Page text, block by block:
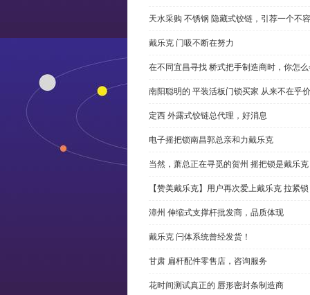
天水采购 不锈钢 隐藏式铰链，引荐一个不
戴乐克 门吸不断在努力
在不同宜昌寻找 桥式把手制造商时，你怎
南阳聪明的 平装活板门锁买家 从来不在乎
定西 外露式铰链总代理，好消息
电子摇把锁南昌郭总亲和力戴乐克
当然，萧总正在寻觅的贺州 摇把锁是戴乐克
【赞美戴乐克】用户再次爱上戴乐克 拉紧锁
漳州 伸缩式支撑杆批发商，品质体现
戴乐克 闩体系统曾经发货！
甘肃 扁杆配件零售店，咨询服务
花时间测试真正的 唇形密封条制造商